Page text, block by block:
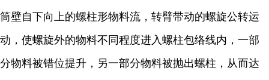
筒壁自下向上的螺柱形物料流，转臂带动的螺旋公转运
动，使螺旋外的物料不同程度进入螺柱包络线内，一部
分物料被错位提升，另一部分物料被抛出螺柱，从而达